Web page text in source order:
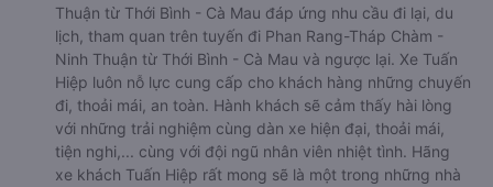
Thuận từ Thới Bình - Cà Mau đáp ứng nhu cầu đi lại, du
lịch, tham quan trên tuyến đi Phan Rang-Tháp Chàm -
Ninh Thuận từ Thới Bình - Cà Mau và ngược lại. Xe Tuấn
Hiệp luôn nỗ lực cung cấp cho khách hàng những chuyến
đi, thoải mái, an toàn. Hành khách sẽ cảm thấy hài lòng
với những trải nghiệm cùng dàn xe hiện đại, thoải mái,
tiện nghi,... cùng với đội ngũ nhân viên nhiệt tình. Hãng
xe khách Tuấn Hiệp rất mong sẽ là một trong những nhà